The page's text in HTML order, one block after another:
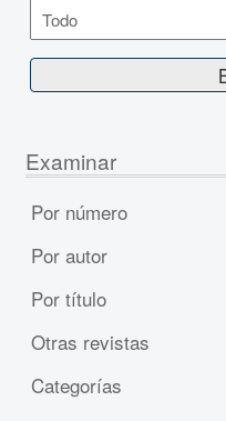
Examinar
Por número
Por autor
Por título
Otras revistas
Categorías